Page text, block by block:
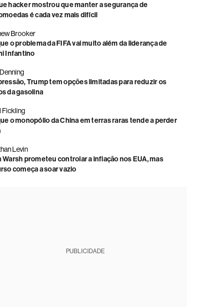
hacker mostrou que manter a segurança de
é cada vez mais difícil
Brooker
o problema da FIFA vai muito além da liderança de
Infantino
Trump tem opções limitadas para reduzir os
da gasolina
Fickling
o monopólio da China em terras raras tende a perder
Levin
Warsh prometeu controlar a inflação nos EUA, mas
começa a soar vazio
PUBLICIDADE